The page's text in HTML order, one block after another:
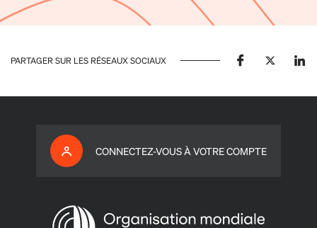
PARTAGER SUR LES RÉSEAUX SOCIAUX
CONNECTEZ-VOUS À VOTRE COMPTE